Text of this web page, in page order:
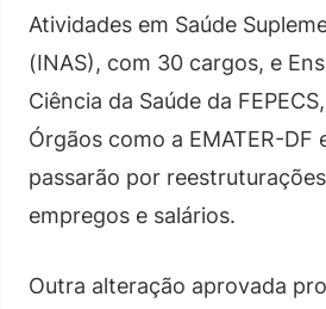
Atividades em Saúde
(INAS), com 30 cargos, e
Ciência da Saúde da
Órgãos como a EMATER-DF
passarão por
empregos e salários.
Outra alteração aprovada